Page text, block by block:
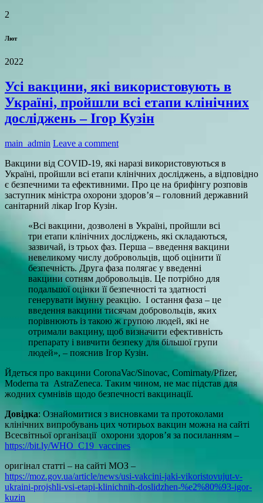
2
Лют
2022
Усі вакцини, які використовують в
Україні, пройшли всі етапи клінічних
досліджень – Ігор Кузін
main_admin Leave a comment
Вакцини від COVID-19, які наразі використовуються в
Україні, пройшли всі етапи клінічних досліджень, а відповідно
є безпечними та ефективними. Про це на брифінгу розповів
заступник міністра охорони здоров’я – головний державний
санітарний лікар Ігор Кузін.
«Всі вакцини, дозволені в Україні, пройшли всі
три етапи клінічних досліджень, які складаються,
зазвичай, із трьох фаз. Перша – введення вакцини
невеликому числу добровольців, щоб оцінити її
безпечність. Друга фаза полягає у введенні
вакцини сотням добровольців. Це потрібно для
подальшої оцінки її безпечності та здатності
генерувати імунну реакцію. І остання фаза – це
введення вакцини тисячам добровольців, яких
порівнюють із такою ж групою людей, які не
отримали вакцину, щоб визначити ефективність
препарату і вивчити безпеку для більшої групи
людей», – пояснив Ігор Кузін.
Йдеться про вакцини CoronaVac/Sinovac, Comirnaty/Pfіzer,
Moderna та AstraZeneca. Таким чином, не має підстав для
жодних сумнівів щодо безпечності вакцинації.
Довідка: Ознайомитися з висновками та протоколами
клінічних випробувань цих чотирьох вакцин можна на сайті
Всесвітньої організації охорони здоров’я за посиланням –
https://bit.ly/WHO_C19_vaccines
оригінал статті – на сайті МОЗ –
https://moz.gov.ua/article/news/usi-vakcini-jaki-vikoristovujut-v-
ukraini-projshli-vsi-etapi-klinichnih-doslidzhen-%e2%80%93-igor-
kuzin